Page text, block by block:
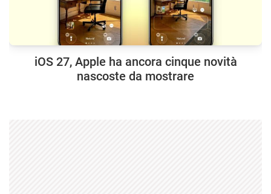
iOS 27, Apple ha ancora cinque novità
nascoste da mostrare